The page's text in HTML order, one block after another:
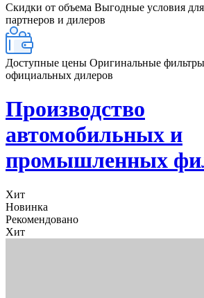
Скидки от объема Выгодные условия
партнеров и дилеров
Доступные цены Оригинальные
официальных дилеров
Производство
автомобильных и
промышленных
Хит
Новинка
Рекомендовано
Хит